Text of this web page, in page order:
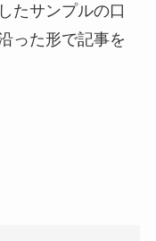
たサンプルの口
った形で記事を